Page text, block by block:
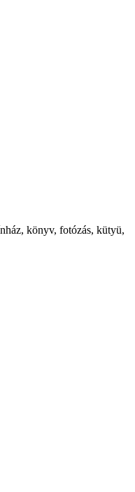
könyv, fotózás, kütyü,